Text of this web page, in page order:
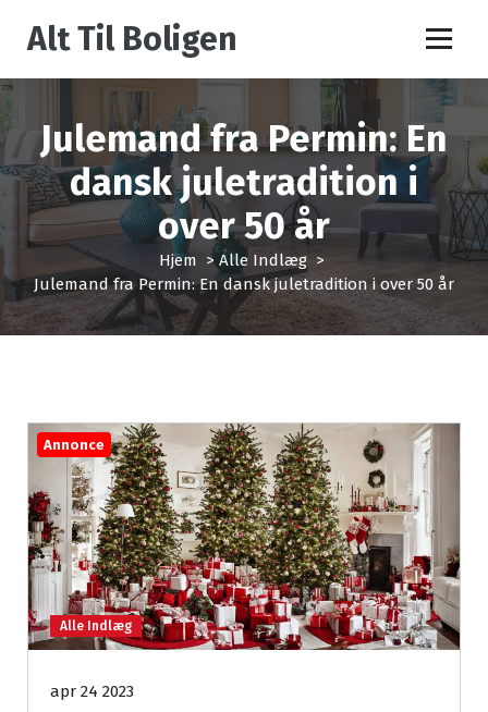
e
e
i
n
d
h
o
Alt Til Boligen
Julemand fra Permin: En
dansk juletradition i
over 50 år
Hjem > Alle Indlæg >
Julemand fra Permin: En dansk juletradition i over 50 år
Annonce
Alle Indlæg
apr 24 2023